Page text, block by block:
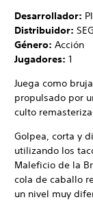
Desarrollador:
Distribuidor:
Género: Acción
Jugadores: 1
Juega como
propulsado por
culto
Golpea, corta y
utilizando los
Maleficio de la
cola de caballo
un nivel muy